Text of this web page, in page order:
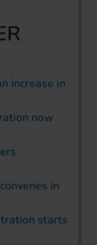
increase in
now
in
starts